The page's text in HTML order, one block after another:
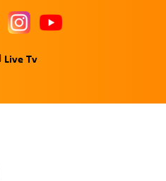
Live Tv